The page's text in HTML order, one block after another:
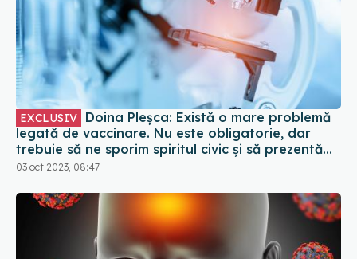
EXCLUSIV
legată de vaccinare. Nu este obligatorie, dar
trebuie să ne sporim spiritul civic și să prezentăm
corect minusurile și plusurile fiecărui vaccin
03 oct 2023, 08:47